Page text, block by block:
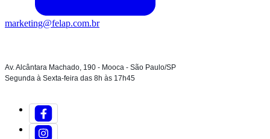
marketing@felap.com.br
Av. Alcântara Machado, 190 - Mooca - São Paulo/SP
Segunda à Sexta-feira das 8h às 17h45